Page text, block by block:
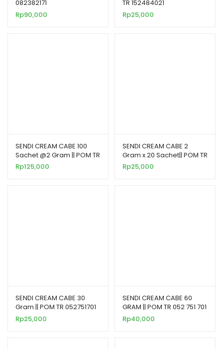
082382171
Rp90,000
TR 152484021
Rp25,000
SENDI CREAM CABE 100
Sachet @2 Gram || POM TR
062765271
Rp125,000
SENDI CREAM CABE 2
Gram x 20 Sachet|| POM TR
062765271
Rp25,000
SENDI CREAM CABE 30
Gram || POM TR 052751701
Rp25,000
SENDI CREAM CABE 60
GRAM || POM TR 052 751 701
Rp40,000